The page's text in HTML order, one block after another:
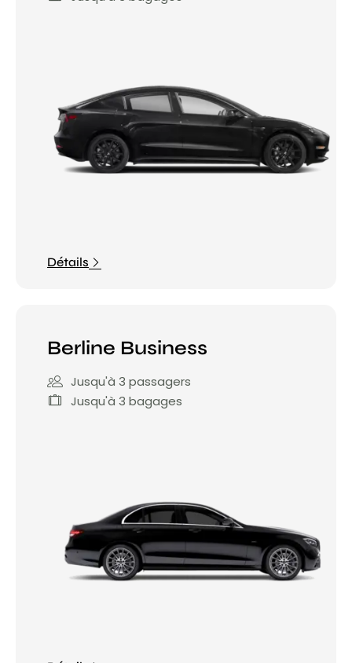
Détails
Berline Business
Jusqu'à 3 passagers
Jusqu'à 3 bagages